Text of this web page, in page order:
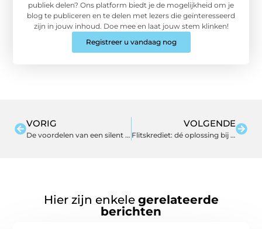
publiek delen? Ons platform biedt je de mogelijkheid om je
blog te publiceren en te delen met lezers die geïnteresseerd
zijn in jouw inhoud. Doe mee en laat jouw stem klinken!
Registreer u vandaag nog
VORIG
De voordelen van een silent piano
VOLGENDE
Flitskrediet: dé oplossing bij onverwachte uitgaven
Hier zijn enkele gerelateerde
berichten